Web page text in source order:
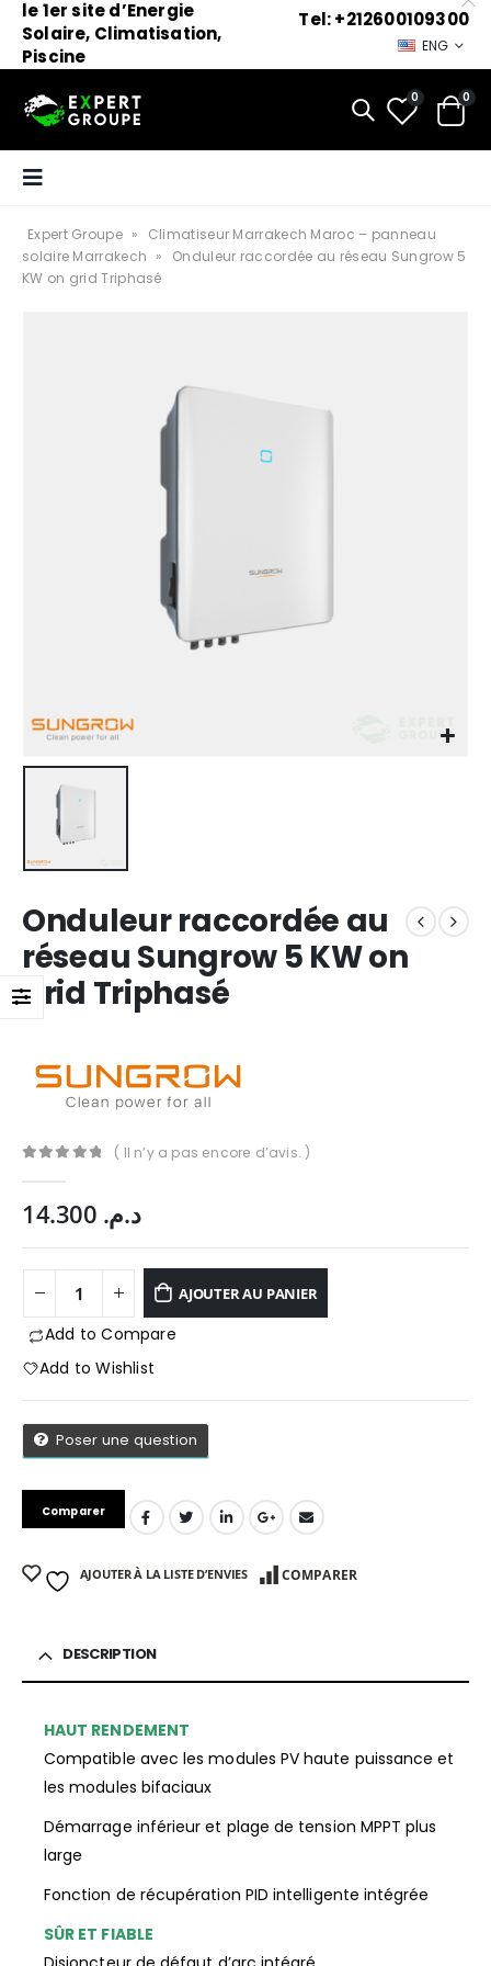
le 1er site d’Energie
Solaire, Climatisation,
Piscine
Tel: +212600109300
ENG
0 0
Expert Groupe »
Climatiseur Marrakech Maroc – panneau
solaire Marrakech »
Onduleur raccordée au réseau Sungrow 5
KW on grid Triphasé
Onduleur raccordée au
réseau Sungrow 5 KW on
grid Triphasé
( Il n’y a pas encore d’avis. )
د.م.
AJOUTER AU PANIER
Add to Compare
Add to Wishlist
Poser une question
Comparer
AJOUTER À LA LISTE D’ENVIES COMPARER
DESCRIPTION
HAUT RENDEMENT
Compatible avec les modules PV haute puissance et
les modules bifaciaux
Démarrage inférieur et plage de tension MPPT plus
large
Fonction de récupération PID intelligente intégrée
SÛR ET FIABLE